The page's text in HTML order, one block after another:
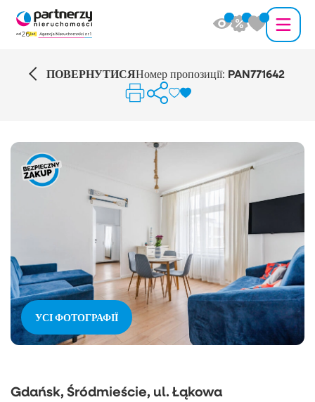
ПОВЕРНУТИСЯНомер пропозиції: PAN771642
УСІ ФОТОГРАФІЇ
Gdańsk, Śródmieście, ul. Łąkowa